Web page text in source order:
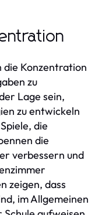
die Konzentration
zu
Lage sein,
zu entwickeln
die
die
verbessern und
zeigen, dass
im Allgemeinen